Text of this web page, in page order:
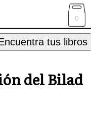
0
tus libros
del Bilad